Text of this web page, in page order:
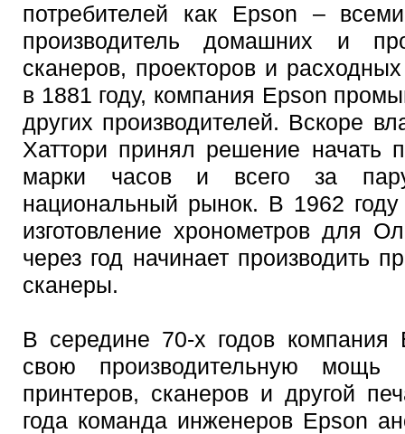
потребителей как Epson –
производитель домашних и
сканеров, проекторов и
в 1881 году, компания Epson
других производителей. Вскоре
Хаттори принял решение начать
марки часов и всего за
национальный рынок. В 1962
изготовление хронометров для
через год начинает производить
сканеры.
В середине 70-х годов компания
свою производительную мощь
принтеров, сканеров и другой
года команда инженеров Epson